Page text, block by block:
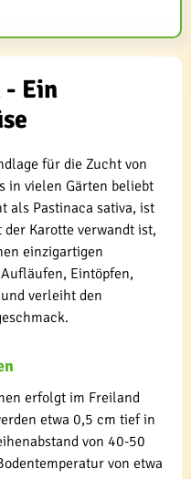
- Ein
für die Zucht von
in vielen Gärten beliebt
als Pastinaca sativa, ist
Karotte verwandt ist,
einzigartigen
Eintöpfen,
verleiht den
erfolgt im Freiland
etwa 0,5 cm tief in
von 40-50
von etwa